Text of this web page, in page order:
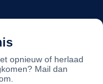
opnieuw of herlaad
Mail dan